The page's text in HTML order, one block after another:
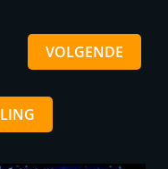
VOLGENDE